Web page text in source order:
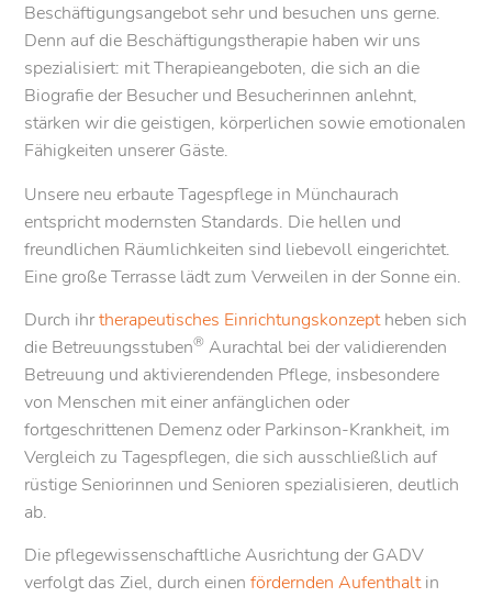
Beschäftigungsangebot sehr und besuchen uns gerne.
Denn auf die Beschäftigungstherapie haben wir uns
spezialisiert: mit Therapieangeboten, die sich an die
Biografie der Besucher und Besucherinnen anlehnt,
stärken wir die geistigen, körperlichen sowie emotionalen
Fähigkeiten unserer Gäste.
Unsere neu erbaute Tagespflege in Münchaurach
entspricht modernsten Standards. Die hellen und
freundlichen Räumlichkeiten sind liebevoll eingerichtet.
Eine große Terrasse lädt zum Verweilen in der Sonne ein.
Durch ihrtherapeutisches Einrichtungskonzeptheben sich
die Betreuungsstuben® Aurachtal bei der validierenden
Betreuung und aktivierendenden Pflege, insbesondere
von Menschen mit einer anfänglichen oder
fortgeschrittenen Demenz oder Parkinson-Krankheit, im
Vergleich zu Tagespflegen, die sich ausschließlich auf
rüstige Seniorinnen und Senioren spezialisieren, deutlich
ab.
Die pflegewissenschaftliche Ausrichtung der GADV
verfolgt das Ziel, durch einenfördernden Aufenthaltin